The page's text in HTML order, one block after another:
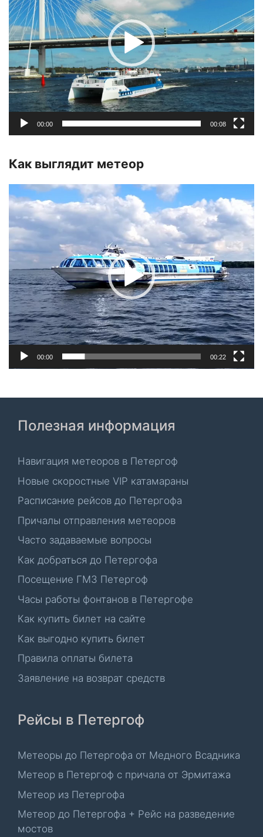
00:00 00:08
Как выглядит метеор
Видеоплеер
00:00 00:22
Полезная информация
Навигация метеоров в Петергоф
Новые скоростные VIP катамараны
Расписание рейсов до Петергофа
Причалы отправления метеоров
Часто задаваемые вопросы
Как добраться до Петергофа
Посещение ГМЗ Петергоф
Часы работы фонтанов в Петергофе
Как купить билет на сайте
Как выгодно купить билет
Правила оплаты билета
Заявление на возврат средств
Рейсы в Петергоф
Метеоры до Петергофа от Медного Всадника
Метеор в Петергоф с причала от Эрмитажа
Метеор из Петергофа
Метеор до Петергофа + Рейс на разведение
мостов